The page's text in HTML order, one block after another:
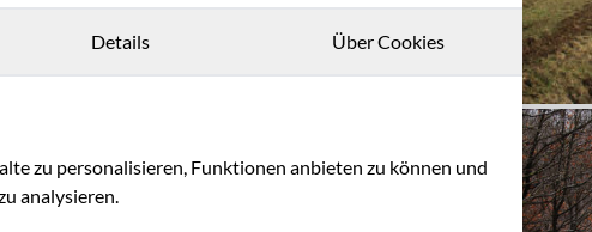
Details Über Cookies
zu personalisieren, Funktionen anbieten zu können und
analysieren.